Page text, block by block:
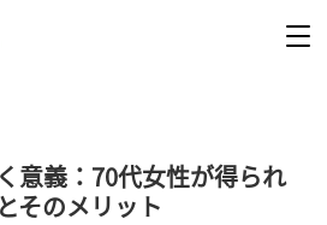
意義：70代女性が得られ
そのメリット